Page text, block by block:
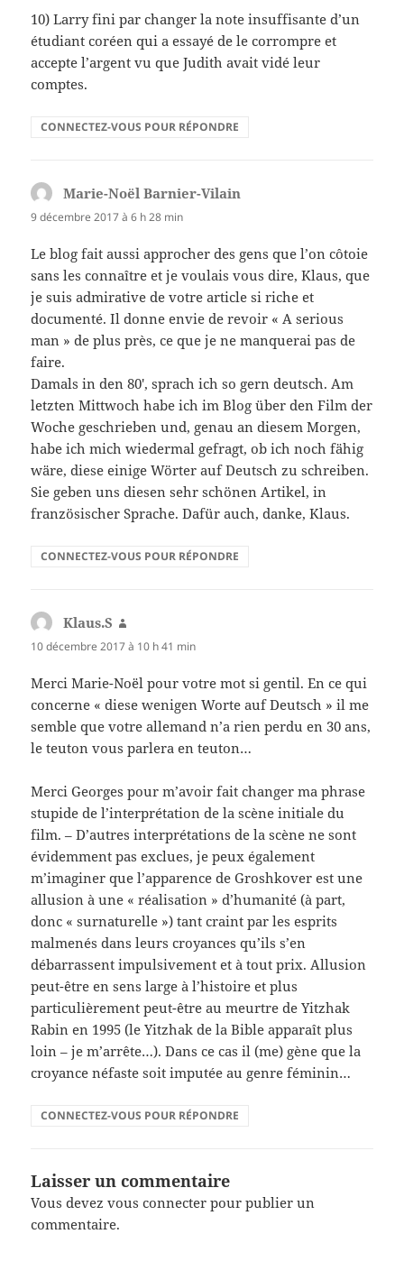
10) Larry fini par changer la note insuffisante d’un
étudiant coréen qui a essayé de le corrompre et
accepte l’argent vu que Judith avait vidé leur
comptes.
CONNECTEZ-VOUS POUR RÉPONDRE
Marie-Noël Barnier-Vilain
9 décembre 2017 à 6 h 28 min
Le blog fait aussi approcher des gens que l’on côtoie
sans les connaître et je voulais vous dire, Klaus, que
je suis admirative de votre article si riche et
documenté. Il donne envie de revoir « A serious
man » de plus près, ce que je ne manquerai pas de
faire.
Damals in den 80′, sprach ich so gern deutsch. Am
letzten Mittwoch habe ich im Blog über den Film der
Woche geschrieben und, genau an diesem Morgen,
habe ich mich wiedermal gefragt, ob ich noch fähig
wäre, diese einige Wörter auf Deutsch zu schreiben.
Sie geben uns diesen sehr schönen Artikel, in
französischer Sprache. Dafür auch, danke, Klaus.
CONNECTEZ-VOUS POUR RÉPONDRE
Klaus.S
10 décembre 2017 à 10 h 41 min
Merci Marie-Noël pour votre mot si gentil. En ce qui
concerne « diese wenigen Worte auf Deutsch » il me
semble que votre allemand n’a rien perdu en 30 ans,
le teuton vous parlera en teuton…
Merci Georges pour m’avoir fait changer ma phrase
stupide de l’interprétation de la scène initiale du
film. – D’autres interprétations de la scène ne sont
évidemment pas exclues, je peux également
m’imaginer que l’apparence de Groshkover est une
allusion à une « réalisation » d’humanité (à part,
donc « surnaturelle ») tant craint par les esprits
malmenés dans leurs croyances qu’ils s’en
débarrassent impulsivement et à tout prix. Allusion
peut-être en sens large à l’histoire et plus
particulièrement peut-être au meurtre de Yitzhak
Rabin en 1995 (le Yitzhak de la Bible apparaît plus
loin – je m’arrête…). Dans ce cas il (me) gène que la
croyance néfaste soit imputée au genre féminin…
CONNECTEZ-VOUS POUR RÉPONDRE
Laisser un commentaire
Vous devezvous connecter pour publier un
commentaire.